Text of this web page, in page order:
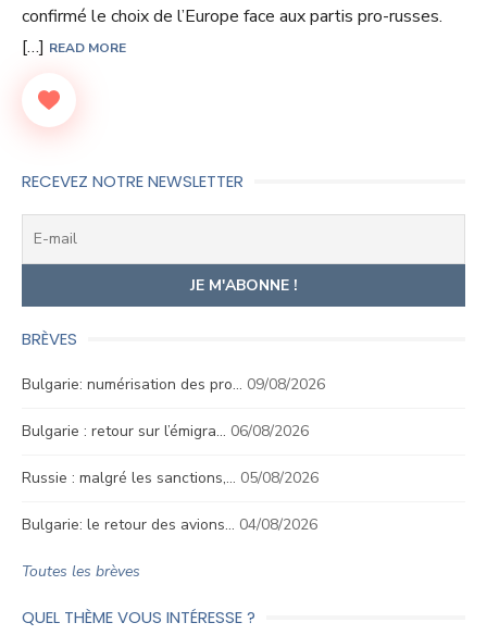
confirmé le choix de l’Europe face aux partis pro-russes.
[…] READ MORE
RECEVEZ NOTRE NEWSLETTER
BRÈVES
Bulgarie: numérisation des pro… 09/08/2026
Bulgarie : retour sur l’émigra… 06/08/2026
Russie : malgré les sanctions,… 05/08/2026
Bulgarie: le retour des avions… 04/08/2026
Toutes les brèves
QUEL THÈME VOUS INTÉRESSE ?